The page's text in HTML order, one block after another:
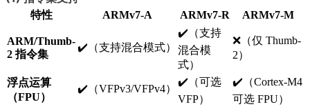
特性 ARMv7-A ARMv7-R ARMv7-M
ARM/Thumb-
2 指令集
✔️（支持混合模式）
✔️（支持
混合模
式）
❌（仅 Thumb-
2）
浮点运算
（FPU）
✔️（VFPv3/VFPv4）
✔️（可选
VFP）
✔️（Cortex-M4
可选 FPU）